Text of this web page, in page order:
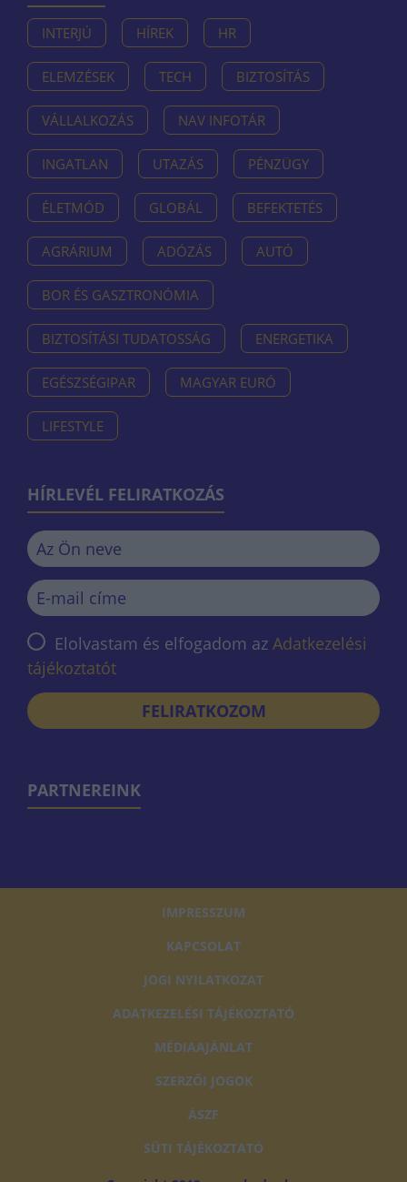
INTERJÚ HÍREK HR
ELEMZÉSEK TECH BIZTOSÍTÁS
VÁLLALKOZÁS NAV INFOTÁR
INGATLAN UTAZÁS PÉNZÜGY
ÉLETMÓD GLOBÁL BEFEKTETÉS
AGRÁRIUM ADÓZÁS AUTÓ
BOR ÉS GASZTRONÓMIA
BIZTOSÍTÁSI TUDATOSSÁG ENERGETIKA
EGÉSZSÉGIPAR MAGYAR EURÓ
LIFESTYLE
HÍRLEVÉL FELIRATKOZÁS
Elolvastam és elfogadom az Adatkezelési
tájékoztatót
FELIRATKOZOM
PARTNEREINK
IMPRESSZUM
KAPCSOLAT
JOGI NYILATKOZAT
ADATKEZELÉSI TÁJÉKOZTATÓ
MÉDIAAJÁNLAT
SZERZŐI JOGOK
ÁSZF
SÜTI TÁJÉKOZTATÓ